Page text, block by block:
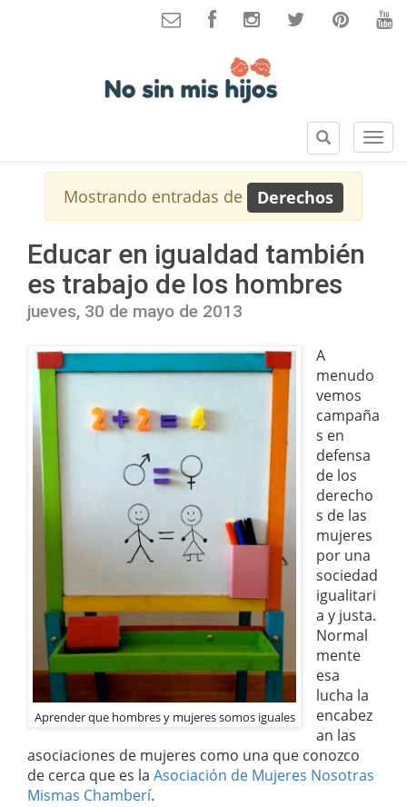
S
e
B
u
s
c
a
Mostrando entradas de Derechos
Educar en igualdad también
es trabajo de los hombres
jueves, 30 de mayo de 2013
Aprender que hombres y mujeres somos iguales
A
menudo
vemos
campaña
s en
defensa
de los
derecho
s de las
mujeres
por una
sociedad
igualitari
a y justa.
Normal
mente
esa
lucha la
encabez
an las
asociaciones de mujeres como una que conozco
de cerca que es la Asociación de Mujeres Nosotras
Mismas Chamberí.